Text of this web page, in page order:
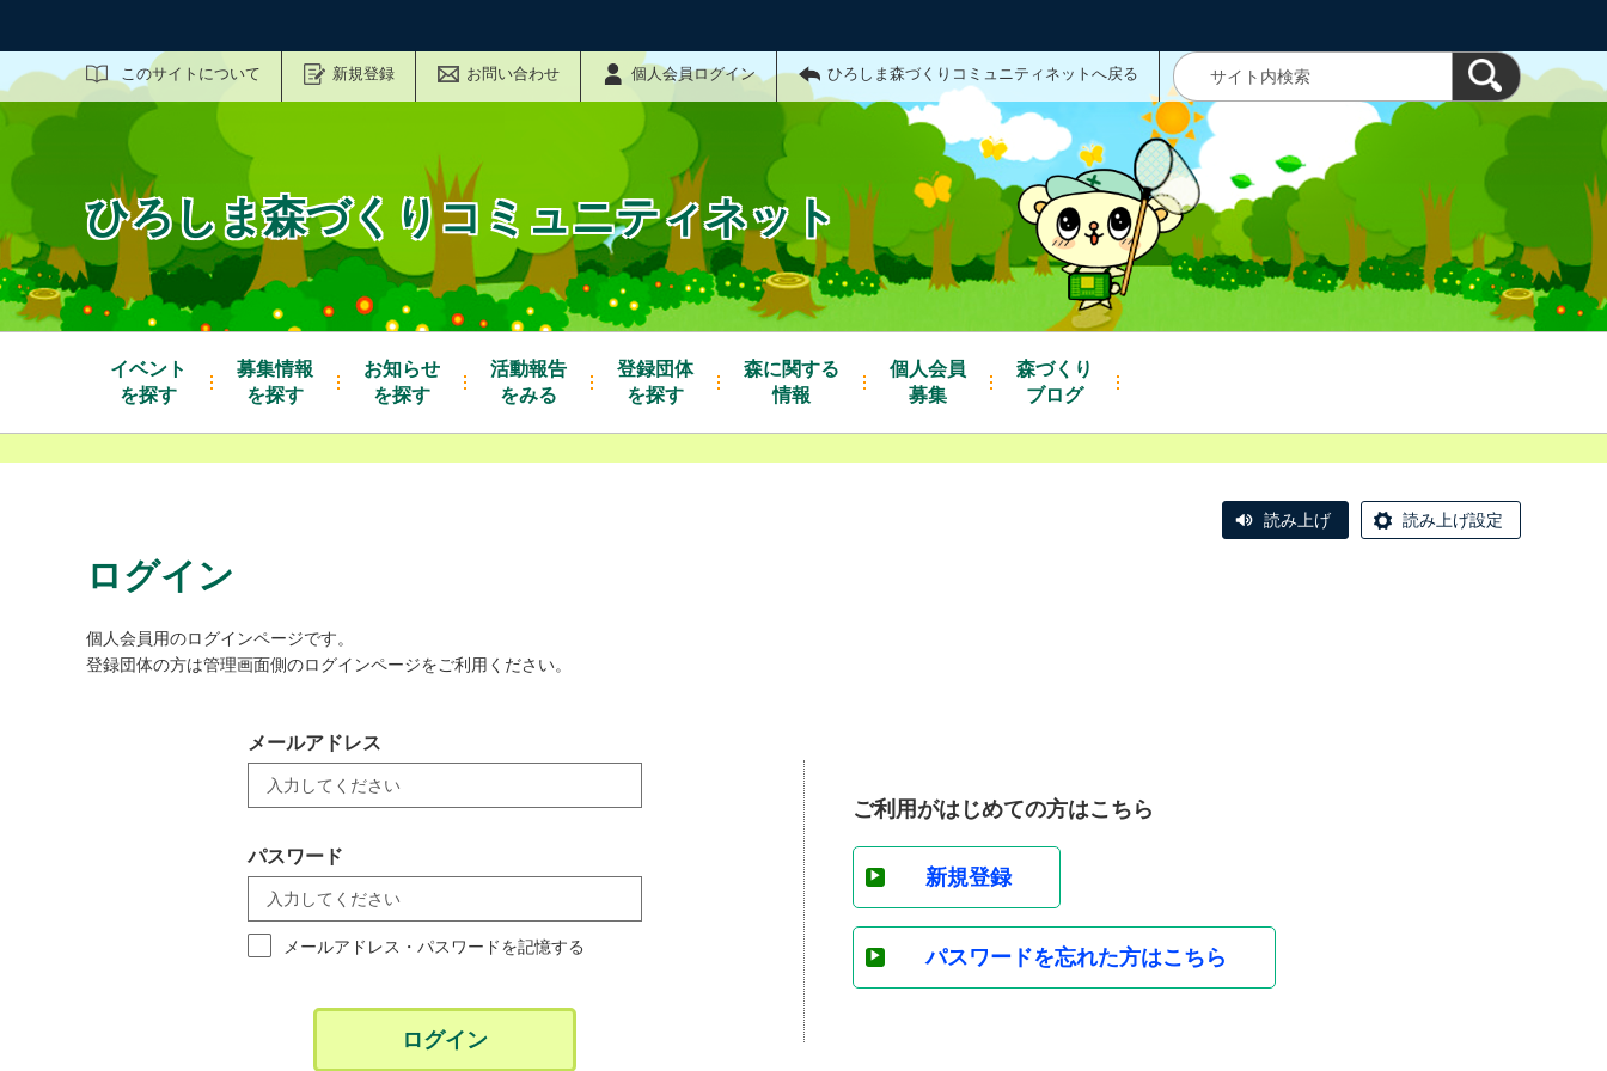
このサイトについて 新規登録 お問い合わせ 個人会員ログイン ひろしま森づくりコミュニティネットへ戻る
サイト内検索
ひろしま森づくりコミュニティネット
イベント
を探す
募集情報
を探す
お知らせ
を探す
活動報告
をみる
登録団体
を探す
森に関する
情報
個人会員
募集
森づくり
ブログ
読み上げ 読み上げ設定
ログイン
個人会員用のログインページです。
登録団体の方は管理画面側のログインページをご利用ください。
メールアドレス
パスワード
メールアドレス・パスワードを記憶する
ログイン
ご利用がはじめての方はこちら
新規登録
パスワードを忘れた方はこちら